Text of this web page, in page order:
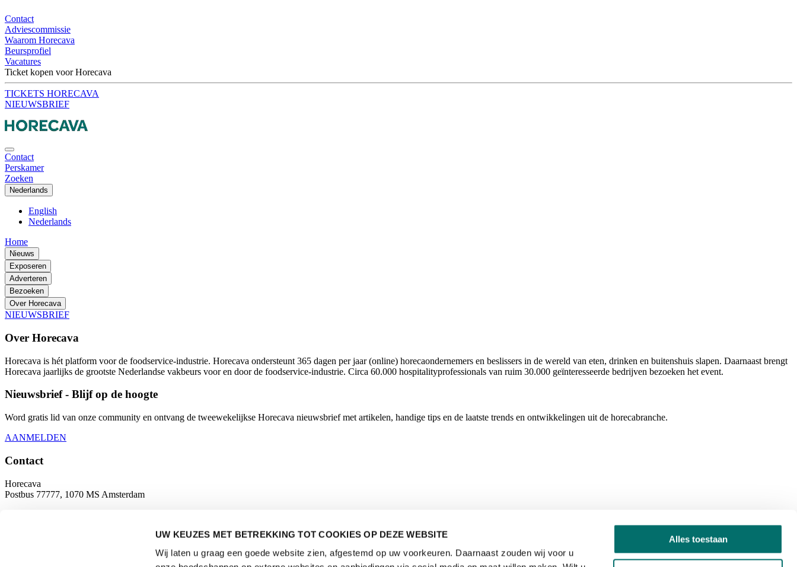
UW KEUZES MET BETREKKING TOT COOKIES OP DEZE WEBSITE
Wij laten u graag een goede website zien, afgestemd op uw voorkeuren. Daarnaast zouden wij voor u
Alles toestaan
Contact
Adviescommissie
Waarom Horecava
Beursprofiel
Vacatures
Ticket kopen voor Horecava
TICKETS HORECAVA
NIEUWSBRIEF
Contact
Perskamer
Zoeken
Nederlands
English
Nederlands
Home
Nieuws
Exposeren
Adverteren
Bezoeken
Over Horecava
NIEUWSBRIEF
Over Horecava
Horecava is hét platform voor de foodservice-industrie. Horecava ondersteunt 365 dagen per jaar (online) horecaondernemers en beslissers in de wereld van eten, drinken en buitenshuis slapen. Daarnaast brengt
Horecava jaarlijks de grootste Nederlandse vakbeurs voor en door de foodservice-industrie. Circa 60.000 hospitalityprofessionals van ruim 30.000 geïnteresseerde bedrijven bezoeken het event.
Nieuwsbrief - Blijf op de hoogte
Word gratis lid van onze community en ontvang de tweewekelijkse Horecava nieuwsbrief met artikelen, handige tips en de laatste trends en ontwikkelingen uit de horecabranche.
AANMELDEN
Contact
Horecava
Postbus 77777, 1070 MS Amsterdam